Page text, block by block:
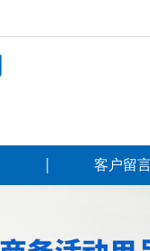
客户留